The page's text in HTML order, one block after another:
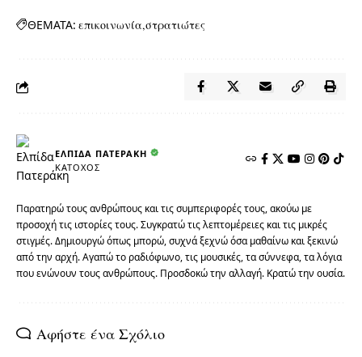
ΘΕΜΑΤΑ: επικοινωνία στρατιώτες
ΕΛΠΊΔΑ ΠΑΤΕΡΆΚΗ
ΚΆΤΟΧΟΣ
Παρατηρώ τους ανθρώπους και τις συμπεριφορές τους, ακούω με
προσοχή τις ιστορίες τους. Συγκρατώ τις λεπτομέρειες και τις μικρές
στιγμές. Δημιουργώ όπως μπορώ, συχνά ξεχνώ όσα μαθαίνω και ξεκινώ
από την αρχή. Αγαπώ το ραδιόφωνο, τις μουσικές, τα σύννεφα, τα λόγια
που ενώνουν τους ανθρώπους. Προσδοκώ την αλλαγή. Κρατώ την ουσία.
Αφήστε ένα Σχόλιο